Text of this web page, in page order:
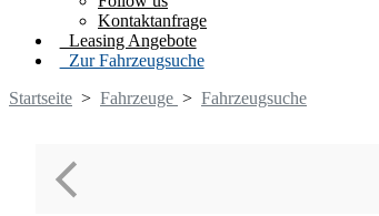
Kontaktanfrage
Leasing Angebote
Zur Fahrzeugsuche
Startseite > Fahrzeuge > Fahrzeugsuche